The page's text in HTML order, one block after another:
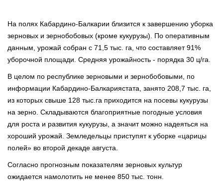
На полях Кабардино-Балкарии близится к завершению уборка
зерновых и зернобобовых (кроме кукурузы). По оперативным
данным, урожай собран с 71,5 тыс. га, что составляет 91%
уборочной площади. Средняя урожайность - порядка 30 ц/га.
В целом по республике зерновыми и зернобобовыми, по
информации Кабардино-Балкариястата, занято 208,7 тыс. га,
из которых свыше 128 тыс.га приходится на посевы кукурузы
на зерно. Cкладываются благоприятные погодные условия
для роста и развития кукурузы, а значит можно надеяться на
хороший урожай. Земледельцы приступят к уборке «царицы
полей» во второй декаде августа.
Согласно прогнозным показателям зерновых культур
ожидается намолотить не менее 850 тыс. тонн.